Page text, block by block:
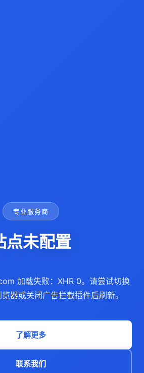
专业服务商
点未配置
加载失败：XHR 0。请尝试切换
器或关闭广告拦截插件后刷新。
了解更多
联系我们